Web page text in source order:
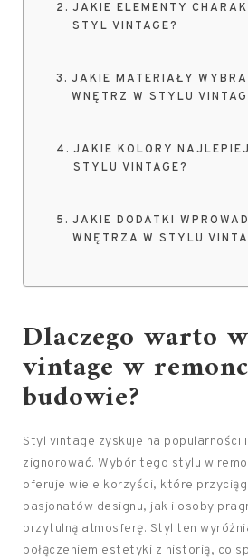
JAKIE ELEMENTY
STYL VINTAGE?
JAKIE MATERIAŁY
WNĘTRZ W STYLU
JAKIE KOLORY
STYLU VINTAGE?
JAKIE DODATKI
WNĘTRZA W STYLU
Dlaczego warto
vintage w
budowie?
Styl vintage zyskuje na popularności
zignorować. Wybór tego stylu w
oferuje wiele korzyści, które
pasjonatów designu, jak i osoby
przytulną atmosferę. Styl ten
połączeniem estetyki z historią, co